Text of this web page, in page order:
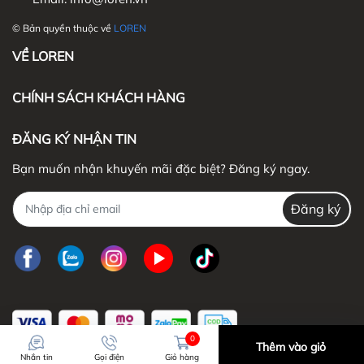
4. QUY ĐỊNH BẢO HÀNH
© Bản quyền thuộc về LOREN
VỀ LOREN
CHÍNH SÁCH KHÁCH HÀNG
ĐĂNG KÝ NHẬN TIN
Bạn muốn nhận khuyến mãi đặc biệt? Đăng ký ngay.
Đăng ký
Nhắn tin Gọi điện
0
Giỏ hàng
Thêm vào giỏ